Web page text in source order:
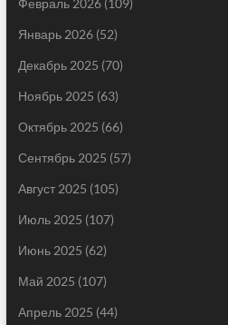
Февраль 2026(109)
Январь 2026(52)
Декабрь 2025 (70)
Ноябрь 2025 (63)
Октябрь 2025 (66)
Сентябрь 2025 (57)
Август 2025 (105)
Июль 2025 (107)
Июнь 2025 (62)
Май 2025 (107)
Апрель 2025 (44)